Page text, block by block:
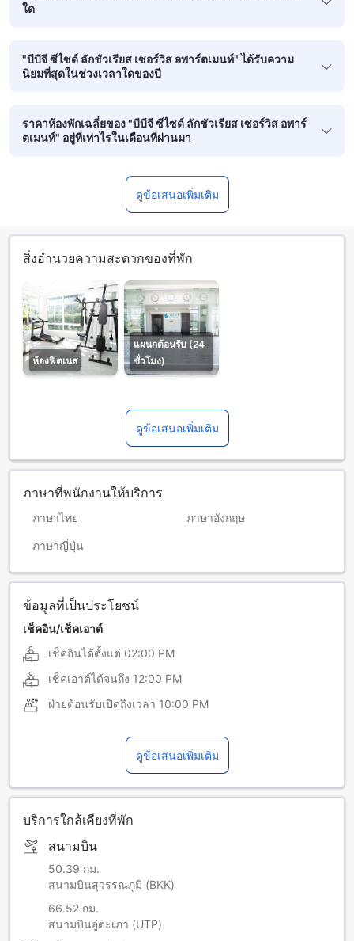
ใด
"บีบีจี ซีไซด์ ลักชัวเรียส เซอร์วิส อพาร์ตเมนท์" ได้รับความ
นิยมที่สุดในช่วงเวลาใดของปี
ราคาห้องพักเฉลี่ยของ "บีบีจี ซีไซด์ ลักชัวเรียส เซอร์วิส อพาร์
ตเมนท์" อยู่ที่เท่าไรในเดือนที่ผ่านมา
ดูข้อเสนอเพิ่มเติม
สิ่งอำนวยความสะดวกของที่พัก
ห้องฟิตเนส
แผนกต้อนรับ (24
ชั่วโมง)
ดูข้อเสนอเพิ่มเติม
ภาษาที่พนักงานให้บริการ
ภาษาไทย ภาษาอังกฤษ
ภาษาญี่ปุ่น
ข้อมูลที่เป็นประโยชน์
เช็คอิน/เช็คเอาต์
เช็คอินได้ตั้งแต่ 02:00 PM
เช็คเอาต์ได้จนถึง 12:00 PM
ฝ่ายต้อนรับเปิดถึงเวลา 10:00 PM
ดูข้อเสนอเพิ่มเติม
บริการใกล้เคียงที่พัก
สนามบิน
50.39 กม.
สนามบินสุวรรณภูมิ (BKK)
66.52 กม.
สนามบินอู่ตะเภา (UTP)